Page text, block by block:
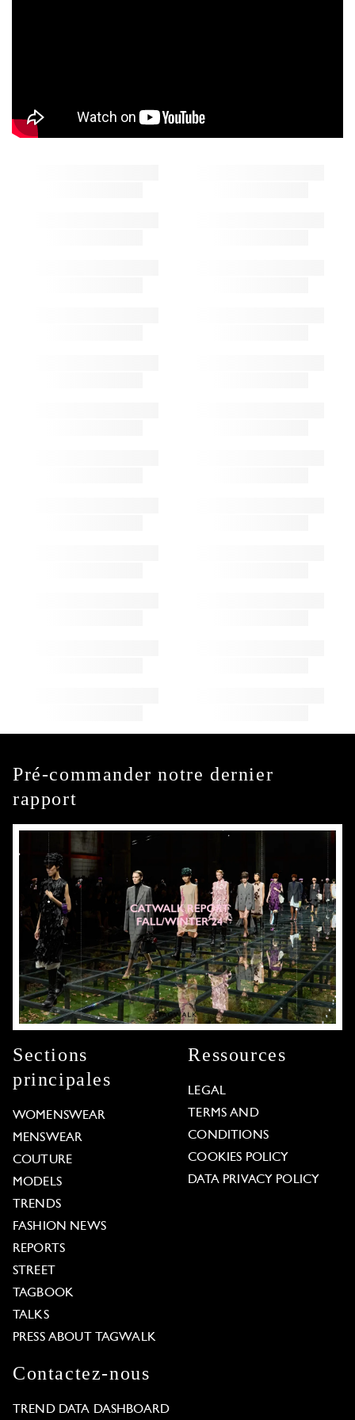
Pré-commander notre dernier
rapport
Sections
principales
WOMENSWEAR
MENSWEAR
COUTURE
MODELS
TRENDS
FASHION NEWS
REPORTS
STREET
TAGBOOK
TALKS
PRESS ABOUT TAGWALK
Ressources
LEGAL
TERMS AND
CONDITIONS
COOKIES POLICY
DATA PRIVACY POLICY
Contactez-nous
TREND DATA DASHBOARD